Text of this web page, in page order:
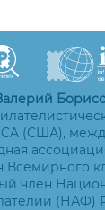
(США),
Всемирного
член
(НАФ)